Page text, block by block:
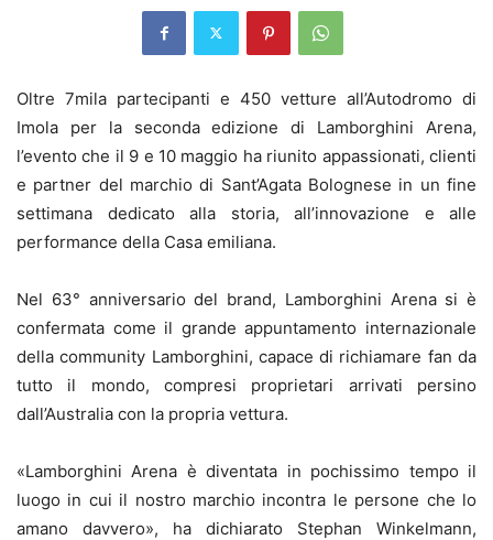
Oltre 7mila partecipanti e 450 vetture all’Autodromo di
Imola per la seconda edizione di Lamborghini Arena,
l’evento che il 9 e 10 maggio ha riunito appassionati, clienti
e partner del marchio di Sant’Agata Bolognese in un fine
settimana dedicato alla storia, all’innovazione e alle
performance della Casa emiliana.
Nel 63° anniversario del brand, Lamborghini Arena si è
confermata come il grande appuntamento internazionale
della community Lamborghini, capace di richiamare fan da
tutto il mondo, compresi proprietari arrivati persino
dall’Australia con la propria vettura.
«Lamborghini Arena è diventata in pochissimo tempo il
luogo in cui il nostro marchio incontra le persone che lo
amano davvero», ha dichiarato Stephan Winkelmann,